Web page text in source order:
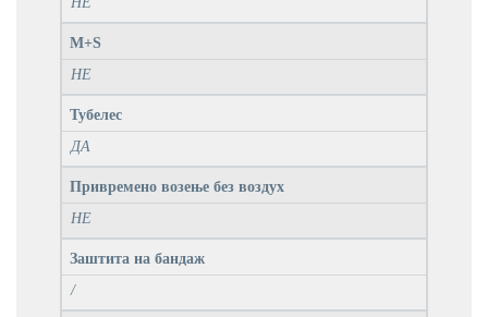
M+S
НЕ
Тубелес
ДА
Привремено возење без воздух
НЕ
Заштита на бандаж
/